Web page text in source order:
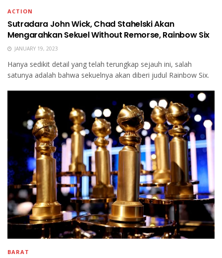
ACTION
Sutradara John Wick, Chad Stahelski Akan
Mengarahkan Sekuel Without Remorse, Rainbow Six
JANUARY 19, 2023
Hanya sedikit detail yang telah terungkap sejauh ini, salah
satunya adalah bahwa sekuelnya akan diberi judul Rainbow Six.
BARAT